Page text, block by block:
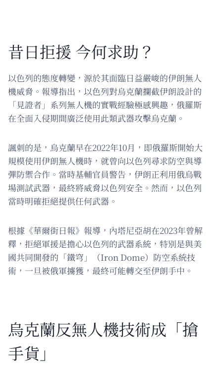
昔日拒援 今何求助？
以色列的態度轉變，源於其面臨日益嚴峻的伊朗無人
機威脅。報導指出，以色列對烏克蘭攔截伊朗設計的
「見證者」系列無人機的實戰經驗極感興趣，俄羅斯
在全面入侵期間廣泛使用此類武器攻擊烏克蘭。
諷刺的是，烏克蘭早在2022年10月，即俄羅斯開始大
規模使用伊朗無人機時，就曾向以色列尋求防空與導
彈防禦合作。當時基輔官員警告，伊朗正利用俄烏戰
場測試武器，最終將威脅以色列安全。然而，以色列
當時明確拒絕提供任何武器。
根據《華爾街日報》報導，內塔尼亞胡在2023年曾解
釋，拒絕軍援是擔心以色列的武器系統，特別是與美
國共同開發的「鐵穹」（Iron Dome）防空系統技
術，一旦被俄軍擄獲，最終可能轉交至伊朗手中。
烏克蘭反無人機技術成「搶
手貨」